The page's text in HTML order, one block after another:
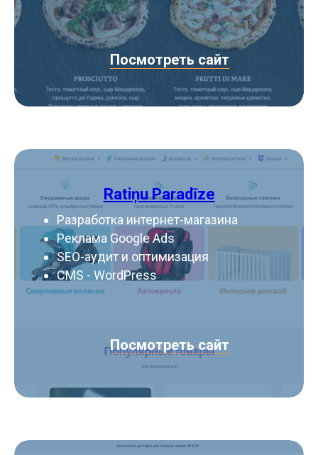
Посмотреть сайт
Ratiņu Paradīze
Разработка интернет-магазина
Реклама Google Ads
SEO-аудит и оптимизация
CMS - WordPress
Посмотреть сайт